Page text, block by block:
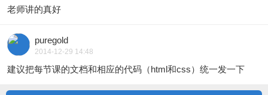
老师讲的真好
puregold
2014-12-29 14:48
建议把每节课的文档和相应的代码（html和css）统一发一下